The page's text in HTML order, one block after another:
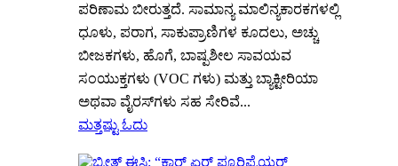
ಪರಿಣಾಮ ಬೀರುತ್ತದೆ. ಸಾಮಾನ್ಯ ಮಾಲಿನ್ಯಕಾರಕಗಳಲ್ಲಿ
ಧೂಳು, ಪರಾಗ, ಸಾಕುಪ್ರಾಣಿಗಳ ಕೂದಲು, ಅಚ್ಚು
ಬೀಜಕಗಳು, ಹೊಗೆ, ಬಾಷ್ಪಶೀಲ ಸಾವಯವ
ಸಂಯುಕ್ತಗಳು (VOC ಗಳು) ಮತ್ತು ಬ್ಯಾಕ್ಟೀರಿಯಾ
ಅಥವಾ ವೈರಸ್‌ಗಳು ಸಹ ಸೇರಿವೆ...
ಮತ್ತಷ್ಟು ಓದು